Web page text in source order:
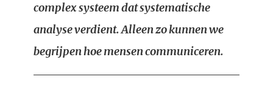
complex systeem dat systematische
analyse verdient. Alleen zo kunnen we
begrijpen hoe mensen communiceren.